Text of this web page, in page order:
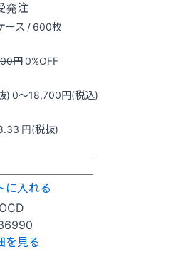
発注
ース / 600枚
円0%OFF
) 0〜18,700円(税込)
円(税抜)
に入れる
OCD
を見る